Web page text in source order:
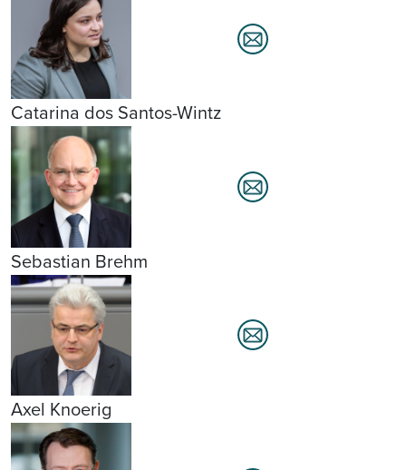
Catarina dos Santos-Wintz
Sebastian Brehm
Axel Knoerig